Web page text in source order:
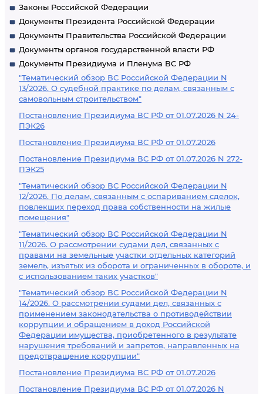
Законы Российской Федерации
Документы Президента Российской Федерации
Документы Правительства Российской Федерации
Документы органов государственной власти РФ
Документы Президиума и Пленума ВС РФ
"Тематический обзор ВС Российской Федерации N
13/2026. О судебной практике по делам, связанным с
самовольным строительством"
Постановление Президиума ВС РФ от 01.07.2026 N 24-
ПЭК26
Постановление Президиума ВС РФ от 01.07.2026
Постановление Президиума ВС РФ от 01.07.2026 N 272-
ПЭК25
"Тематический обзор ВС Российской Федерации N
12/2026. По делам, связанным с оспариванием сделок,
повлекших переход права собственности на жилые
помещения"
"Тематический обзор ВС Российской Федерации N
11/2026. О рассмотрении судами дел, связанных с
правами на земельные участки отдельных категорий
земель, изъятых из оборота и ограниченных в обороте, и
с использованием таких участков"
"Тематический обзор ВС Российской Федерации N
14/2026. О рассмотрении судами дел, связанных с
применением законодательства о противодействии
коррупции и обращением в доход Российской
Федерации имущества, приобретенного в результате
нарушения требований и запретов, направленных на
предотвращение коррупции"
Постановление Президиума ВС РФ от 01.07.2026
Постановление Президиума ВС РФ от 01.07.2026 N